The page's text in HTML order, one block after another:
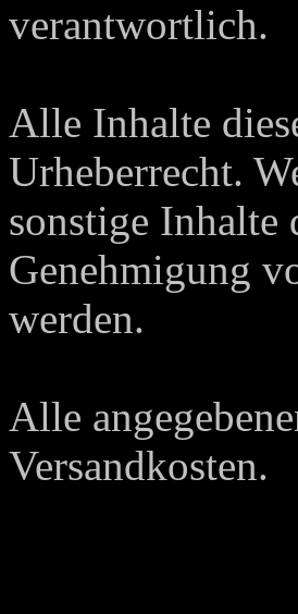
verantwortlich.
Alle Inhalte
Urheberrecht.
sonstige
Genehmigung
werden.
Alle
Versandkosten.